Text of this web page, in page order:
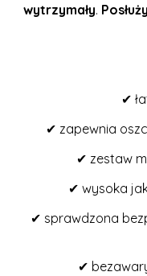
wytrzymały.
✔
✔ zapewnia
✔ zestaw
✔ wysoka
✔ sprawdzona
✔